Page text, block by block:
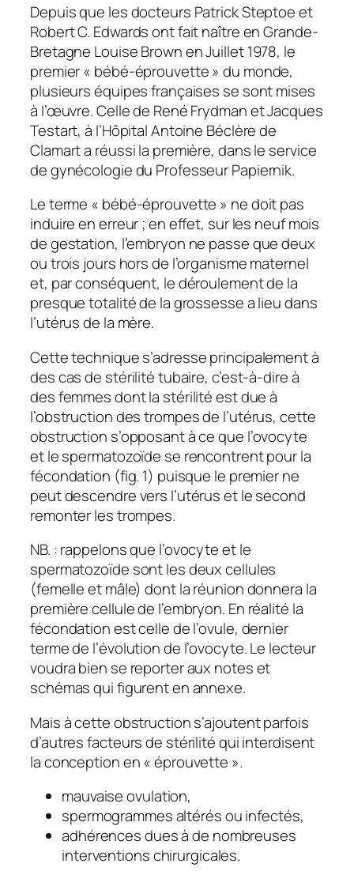
Depuis que les docteurs Patrick Steptoe et
Robert C. Edwards ont fait naître en Grande-
Bretagne Louise Brown en Juillet 1978, le
premier « bébé-éprouvette » du monde,
plusieurs équipes françaises se sont mises
à l’œuvre. Celle de René Frydman et Jacques
Testart, à l’Hôpital Antoine Béclère de
Clamart a réussi la première, dans le service
de gynécologie du Professeur Papiernik.
Le terme « bébé-éprouvette » ne doit pas
induire en erreur ; en effet, sur les neuf mois
de gestation, l’embryon ne passe que deux
ou trois jours hors de l’organisme maternel
et, par conséquent, le déroulement de la
presque totalité de la grossesse a lieu dans
l’utérus de la mère.
Cette technique s’adresse principalement à
des cas de stérilité tubaire, c’est-à-dire à
des femmes dont la stérilité est due à
l’obstruction des trompes de l’utérus, cette
obstruction s’opposant à ce que l’ovocyte
et le spermatozoïde se rencontrent pour la
fécondation (fig. 1) puisque le premier ne
peut descendre vers l’utérus et le second
remonter les trompes.
NB. : rappelons que l’ovocyte et le
spermatozoïde sont les deux cellules
(femelle et mâle) dont la réunion donnera la
première cellule de l’embryon. En réalité la
fécondation est celle de l’ovule, dernier
terme de l’évolution de l’ovocyte. Le lecteur
voudra bien se reporter aux notes et
schémas qui figurent en annexe.
Mais à cette obstruction s’ajoutent parfois
d’autres facteurs de stérilité qui interdisent
la conception en « éprouvette ».
mauvaise ovulation,
spermogrammes altérés ou infectés,
adhérences dues à de nombreuses
interventions chirurgicales.